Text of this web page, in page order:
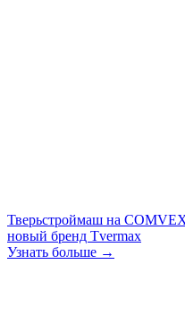
Тверьстроймаш на
новый бренд Tvermax
Узнать больше →